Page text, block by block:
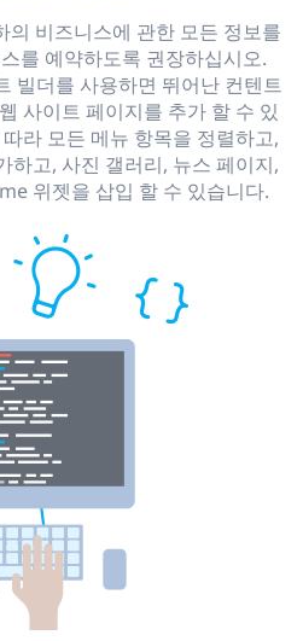
의 비즈니스에 관한 모든 정보를
를 예약하도록 권장하십시오.
빌더를 사용하면 뛰어난 컨텐트
사이트 페이지를 추가 할 수 있
라 모든 메뉴 항목을 정렬하고,
하고, 사진 갤러리, 뉴스 페이지,
위젯을 삽입 할 수 있습니다.